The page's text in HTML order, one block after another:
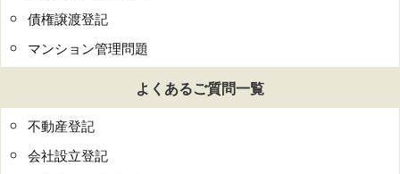
債権譲渡登記
マンション管理問題
よくあるご質問一覧
不動産登記
会社設立登記